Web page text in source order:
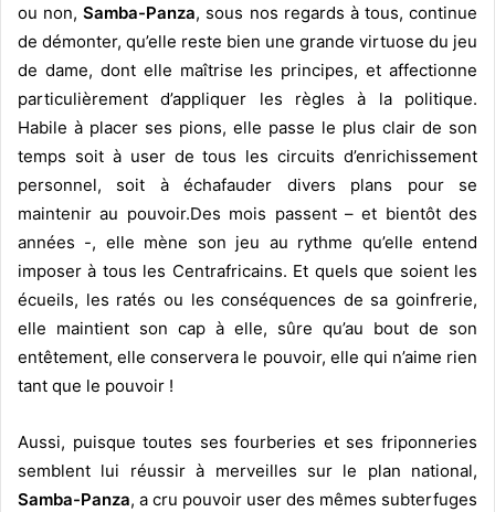
ou non,Samba-Panza, sous nos regards à tous, continue
de démonter, qu’elle reste bien une grande virtuose du jeu
de dame, dont elle maîtrise les principes, et affectionne
particulièrement d’appliquer les règles à la politique.
Habile à placer ses pions, elle passe le plus clair de son
temps soit à user de tous les circuits d’enrichissement
personnel, soit à échafauder divers plans pour se
maintenir au pouvoir.Des mois passent – et bientôt des
années -, elle mène son jeu au rythme qu’elle entend
imposer à tous les Centrafricains. Et quels que soient les
écueils, les ratés ou les conséquences de sa goinfrerie,
elle maintient son cap à elle, sûre qu’au bout de son
entêtement, elle conservera le pouvoir, elle qui n’aime rien
tant que le pouvoir !
Aussi, puisque toutes ses fourberies et ses friponneries
semblent lui réussir à merveilles sur le plan national,
Samba-Panza, a cru pouvoir user des mêmes subterfuges